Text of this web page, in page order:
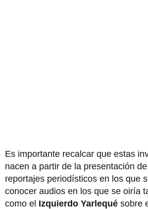
Es importante recalcar que estas
nacen a partir de la presentación
reportajes periodísticos en los que
conocer audios en los que se oiría
como el Izquierdo Yarlequé sobre